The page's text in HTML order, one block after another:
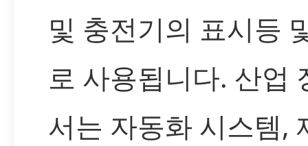
및 충전기의 표시등
로 사용됩니다. 산업
서는 자동화 시스템,